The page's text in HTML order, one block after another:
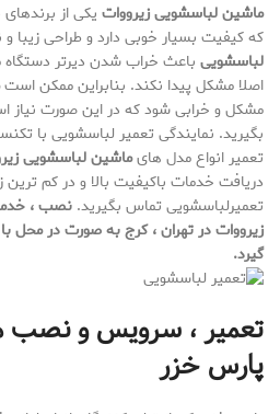
ماشین لباسشویی زیرووات یکی از
که کیفیت بسیار خوبی دارد و طراحی زیبا
لباسشویی باعث خراب شدن دیرتر
اصلا مشکل پیدا نکند. بنابراین ممکن است
مشکل و خرابی شود که در این صورت
بگیرید. نمایندگی تعمیر لباسشویی با
تعمیر انواع مدل هایماشین لباسشویی
دریافت خدمات باکیفیت بالا و در کم ترین
تعمیرلباسشویی تماس بگیرید. نصب ،
زیرووات در تهران ، کرج به صورت در محل
گیرد.
تعمیر ، سرویس و نصب
پارس خزر